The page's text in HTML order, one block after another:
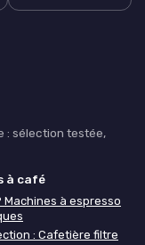
: sélection testée,
à café
Machines à espresso
: Cafetière filtre